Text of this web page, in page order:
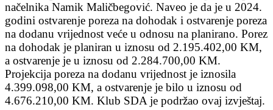
načelnika Namik Maličbegović. Naveo je da je u 2024.
godini ostvarenje poreza na dohodak i ostvarenje poreza
na dodanu vrijednost veće u odnosu na planirano. Porez
na dohodak je planiran u iznosu od 2.195.402,00 KM,
a ostvarenje je u iznosu od 2.284.700,00 KM.
Projekcija poreza na dodanu vrijednost je iznosila
4.399.098,00 KM, a ostvarenje je bilo u iznosu od
4.676.210,00 KM. Klub SDA je podržao ovaj izvještaj.